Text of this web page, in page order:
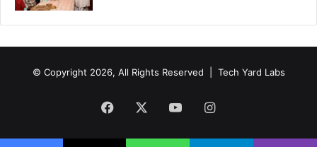
© Copyright 2026, All Rights Reserved | Tech Yard Labs
Facebook YouTubeInstagram